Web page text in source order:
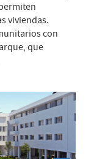
viviendas.
con
que